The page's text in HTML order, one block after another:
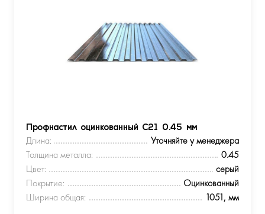
Профнастил оцинкованный С21 0.45 мм
Длина:
Уточняйте у менеджера
Толщина металла:
0.45
Цвет:
серый
Покрытие:
Оцинкованный
Ширина общая:
1051, мм